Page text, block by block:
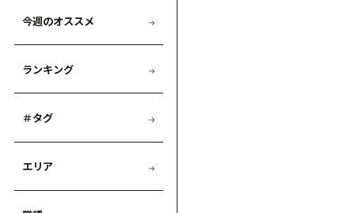
今週のオススメ
ランキング
＃タグ
エリア